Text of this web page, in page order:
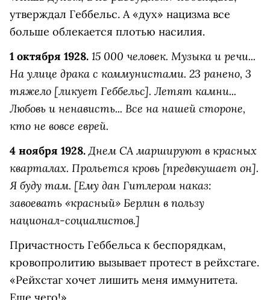
утверждал Геббельс. А «дух» нацизма все
больше облекается плотью насилия.
1 октября 1928. 15 000 человек. Музыка и речи...
На улице драка с коммунистами. 23 ранено, 3
тяжело [ликует Геббельс]. Летят камни...
Любовь и ненависть... Все на нашей стороне,
кто не вовсе еврей.
4 ноября 1928. Днем СА маршируют в красных
кварталах. Прольется кровь [предвкушает он].
Я буду там. [Ему дан Гитлером наказ:
завоевать «красный» Берлин в пользу
национал-социалистов.]
Причастность Геббельса к беспорядкам,
кровопролитию вызывает протест в рейхстаге.
«Рейхстаг хочет лишить меня иммунитета.